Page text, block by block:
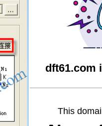
dft61.com
This